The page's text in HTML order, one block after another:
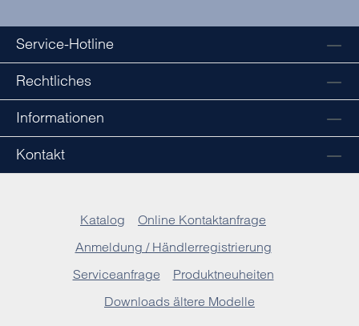
Service-Hotline
Rechtliches
Informationen
Kontakt
Katalog
Online Kontaktanfrage
Anmeldung / Händlerregistrierung
Serviceanfrage
Produktneuheiten
Downloads ältere Modelle